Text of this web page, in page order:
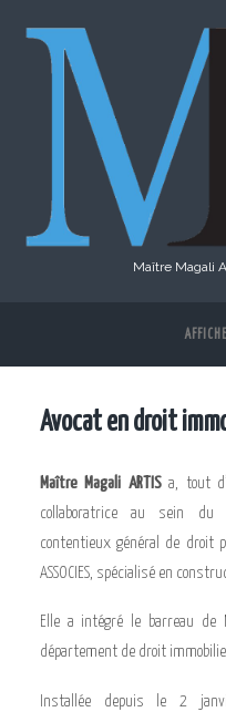
Maître Magali
Avocat en droit
Maître Magali ARTISa, tout
collaboratrice au sein du
contentieux général de droit
ASSOCIES, spécialisé en
Elle a intégré le barreau de
département de droit immobilier
Installée depuis le 2